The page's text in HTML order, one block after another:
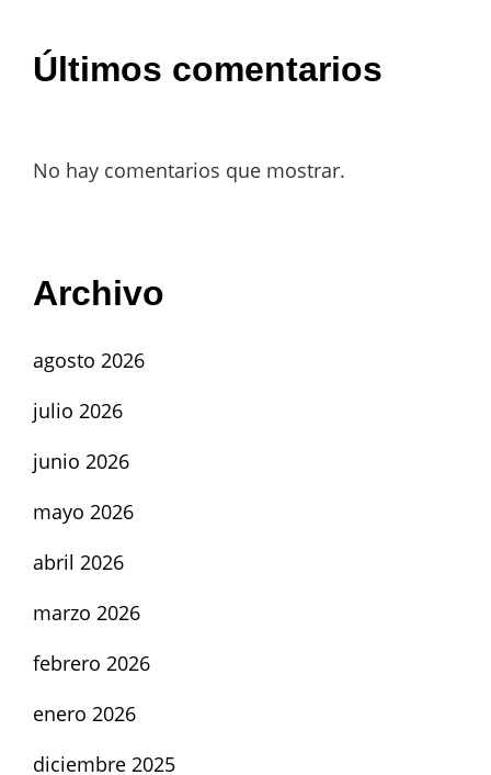
Últimos comentarios
No hay comentarios que mostrar.
Archivo
agosto 2026
julio 2026
junio 2026
mayo 2026
abril 2026
marzo 2026
febrero 2026
enero 2026
diciembre 2025